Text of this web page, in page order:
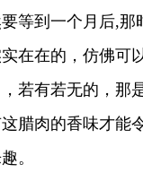
等到一个月后,那
在在的，仿佛可
若有若无的，那
腊肉的香味才能
。